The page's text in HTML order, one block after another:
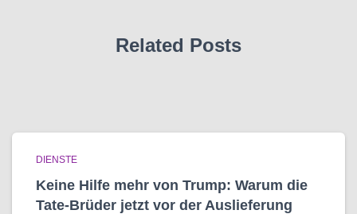
Related Posts
DIENSTE
Keine Hilfe mehr von Trump: Warum die
Tate-Brüder jetzt vor der Auslieferung